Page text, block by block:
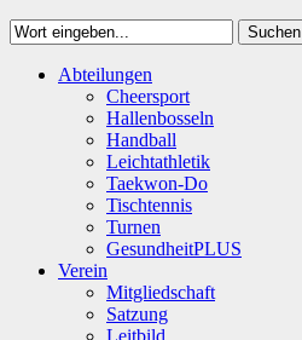
Suchen
SuchenAbteilungen
Cheersport
Hallenbosseln
Handball
Leichtathletik
Taekwon-Do
Tischtennis
Turnen
GesundheitPLUS
Verein
Mitgliedschaft
Satzung
Leitbild